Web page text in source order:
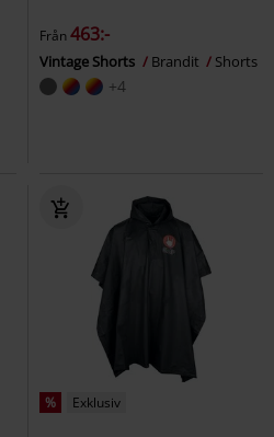
Från463:-
Vintage Shorts Brandit Shorts
+4
% Exklusiv